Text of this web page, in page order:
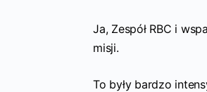
Ja, Zespół RBC i
misji.
To były bardzo